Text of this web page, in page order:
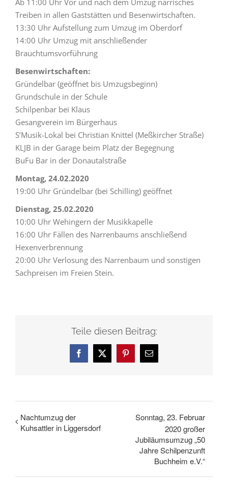
Ab 11:00 Uhr Vor und nach dem Umzug närrisches
Treiben in allen Gaststätten und Besenwirtschaften.
13:30 Uhr Aufstellung zum Umzug im Oberdorf
14:00 Uhr Umzug mit anschließender
Brauchtumsvorführung
Besenwirtschaften:
Gründelbar (geöffnet bis Umzugsbeginn)
Grundschule in der Schule
Schilpenbar bei Klaus
Gesangverein im Bürgerhaus
S’Musik-Lokal bei Christian Knittel (Meßkircher Straße)
KLJB in der Garage beim Platz der Begegnung
BuFu Bar in der Donautalstraße
Montag, 24.02.2020
19:00 Uhr Gründelbar (bei Schilling) geöffnet
Dienstag, 25.02.2020
10:00 Uhr Wehingern der Musikkapelle
16:00 Uhr Fällen des Narrenbaums anschließend
Hexenverbrennung
20:00 Uhr Verlosung des Narrenbaum und sonstigen
Sachpreisen im Freien Stein.
Teile diesen Beitrag:
Facebook
X Pinterest
E-
Mail
Nachtumzug der
Kuhsattler in Liggersdorf
Sonntag, 23. Februar
2020 großer
Jubiläumsumzug „50
Jahre Schilpenzunft
Buchheim e.V.“